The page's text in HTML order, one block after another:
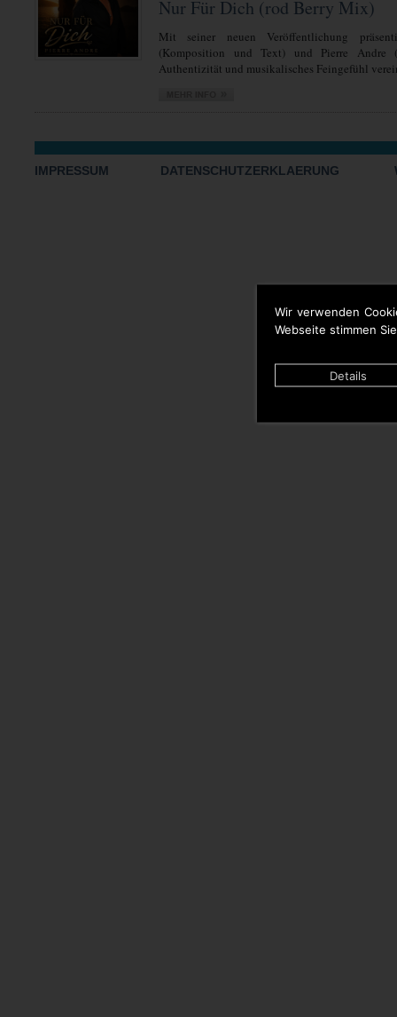
Wir verwenden
Webseite stimmen
Details
Nur Für Dich (rod Berry Mix)
Mit seiner neuen Veröffentlichung
(Komposition und Text) und Pierre Andre
Authentizität und musikalisches Feingefühl
IMPRESSUM DATENSCHUTZERKLAERUNG